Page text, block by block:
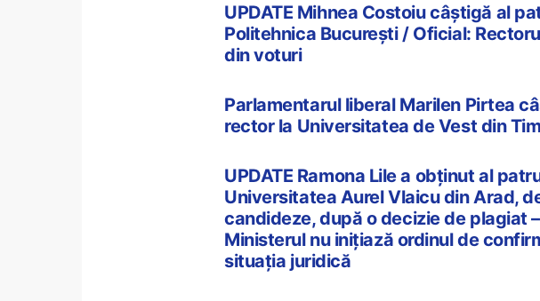
UPDATE Mihnea Costoiu câștigă al
Politehnica București / Oficial:
din voturi
Parlamentarul liberal Marilen Pirtea
rector la Universitatea de Vest din
UPDATE Ramona Lile a obținut al
Universitatea Aurel Vlaicu din Arad,
candideze, după o decizie de plagiat
Ministerul nu inițiază ordinul de
situația juridică